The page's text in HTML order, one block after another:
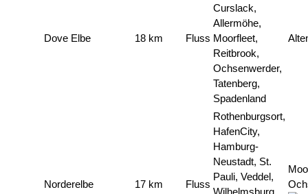
Dove Elbe 18 km Fluss
Curslack,
Allermöhe,
Moorfleet,
Reitbrook,
Ochsenwerder,
Tatenberg,
Spadenland
Norderelbe 17 km Fluss
Rothenburgsort,
HafenCity,
Hamburg-
Neustadt, St.
Pauli, Veddel,